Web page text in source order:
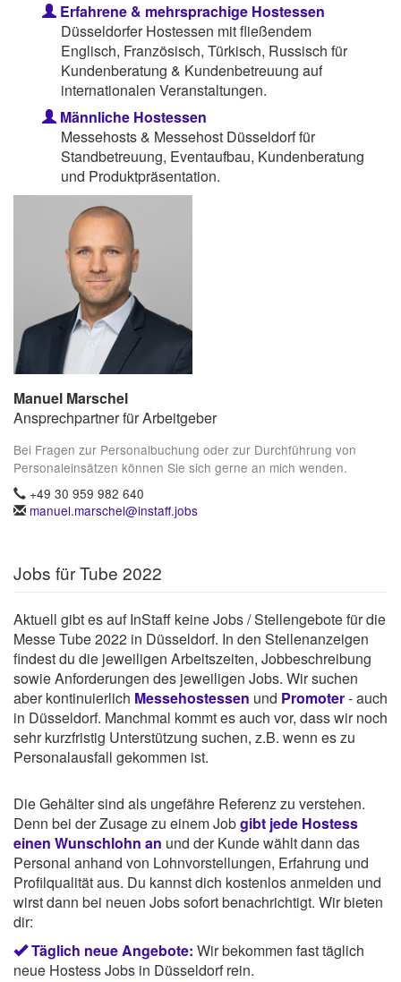
Erfahrene & mehrsprachige Hostessen
Düsseldorfer Hostessen mit fließendem
Englisch, Französisch, Türkisch, Russisch für
Kundenberatung & Kundenbetreuung auf
internationalen Veranstaltungen.
Männliche Hostessen
Messehosts & Messehost Düsseldorf für
Standbetreuung, Eventaufbau, Kundenberatung
und Produktpräsentation.
Manuel Marschel
Ansprechpartner für Arbeitgeber
Bei Fragen zur Personalbuchung oder zur Durchführung von
Personaleinsätzen können Sie sich gerne an mich wenden.
+49 30 959 982 640
manuel.marschel@instaff.jobs
Jobs für Tube 2022
Aktuell gibt es auf InStaff keine Jobs / Stellengebote für die
Messe Tube 2022 in Düsseldorf. In den Stellenanzeigen
findest du die jeweiligen Arbeitszeiten, Jobbeschreibung
sowie Anforderungen des jeweiligen Jobs. Wir suchen
aber kontinuierlich Messehostessen und Promoter- auch
in Düsseldorf. Manchmal kommt es auch vor, dass wir noch
sehr kurzfristig Unterstützung suchen, z.B. wenn es zu
Personalausfall gekommen ist.
Die Gehälter sind als ungefähre Referenz zu verstehen.
Denn bei der Zusage zu einem Jobgibt jede Hostess
einen Wunschlohn an und der Kunde wählt dann das
Personal anhand von Lohnvorstellungen, Erfahrung und
Profilqualität aus. Du kannst dich kostenlos anmelden und
wirst dann bei neuen Jobs sofort benachrichtigt. Wir bieten
dir:
Täglich neue Angebote: Wir bekommen fast täglich
neue Hostess Jobs in Düsseldorf rein.